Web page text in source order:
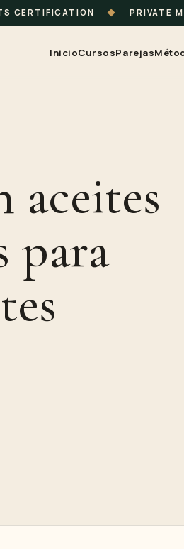
CERTIFICATION ◆ PRIVATE
InicioCursosParejas
aceites
para